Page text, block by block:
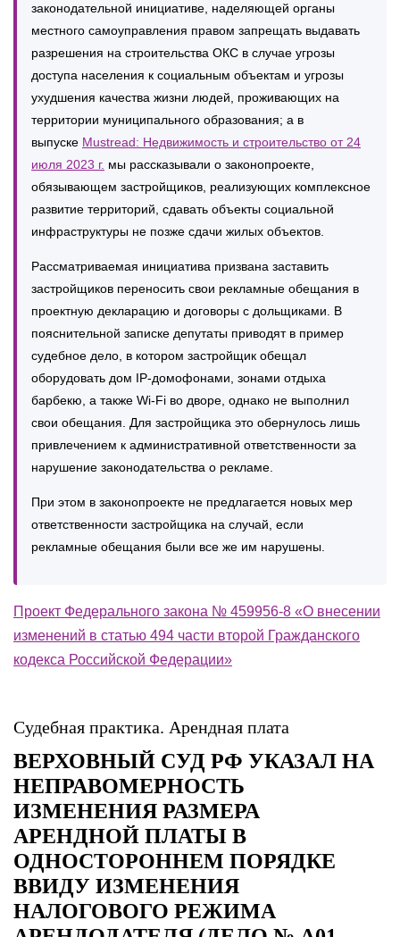
законодательной инициативе, наделяющей органы
местного самоуправления правом запрещать выдавать
разрешения на строительства ОКС в случае угрозы
доступа населения к социальным объектам и угрозы
ухудшения качества жизни людей, проживающих на
территории муниципального образования; а в
выпуске Mustread: Недвижимость и строительство от 24
июля 2023 г. мы рассказывали о законопроекте,
обязывающем застройщиков, реализующих комплексное
развитие территорий, сдавать объекты социальной
инфраструктуры не позже сдачи жилых объектов.
Рассматриваемая инициатива призвана заставить
застройщиков переносить свои рекламные обещания в
проектную декларацию и договоры с дольщиками. В
пояснительной записке депутаты приводят в пример
судебное дело, в котором застройщик обещал
оборудовать дом IP-домофонами, зонами отдыха
барбекю, а также Wi-Fi во дворе, однако не выполнил
свои обещания. Для застройщика это обернулось лишь
привлечением к административной ответственности за
нарушение законодательства о рекламе.
При этом в законопроекте не предлагается новых мер
ответственности застройщика на случай, если
рекламные обещания были все же им нарушены.
Проект Федерального закона № 459956-8 «О внесении
изменений в статью 494 части второй Гражданского
кодекса Российской Федерации»
Судебная практика. Арендная плата
ВЕРХОВНЫЙ СУД РФ УКАЗАЛ НА
НЕПРАВОМЕРНОСТЬ
ИЗМЕНЕНИЯ РАЗМЕРА
АРЕНДНОЙ ПЛАТЫ В
ОДНОСТОРОННЕМ ПОРЯДКЕ
ВВИДУ ИЗМЕНЕНИЯ
НАЛОГОВОГО РЕЖИМА